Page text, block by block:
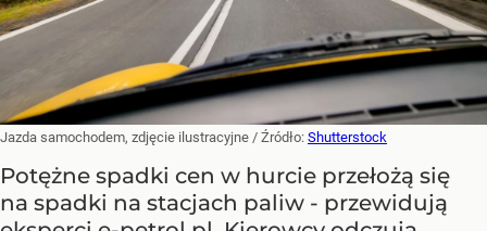
Jazda samochodem, zdjęcie ilustracyjne / Źródło: Shutterstock
Potężne spadki cen w hurcie przełożą się
na spadki na stacjach paliw - przewidują